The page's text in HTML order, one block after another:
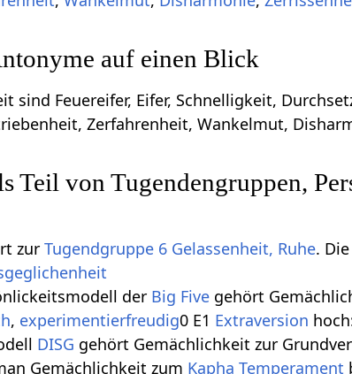
auf einen Blick
sind Feuereifer, Eifer, Schnelligkeit,
Zerfahrenheit, Wankelmut,
Teil von Tugendengruppen,
zurTugendgruppe 6 Gelassenheit, Ruhe.
der Big Five gehört
, experimentierfreudig0 E1 Extraversion
DISG gehört Gemächlichkeit zur
Gemächlichkeit zum Kapha Temperament